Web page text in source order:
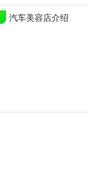
汽车美容店介绍